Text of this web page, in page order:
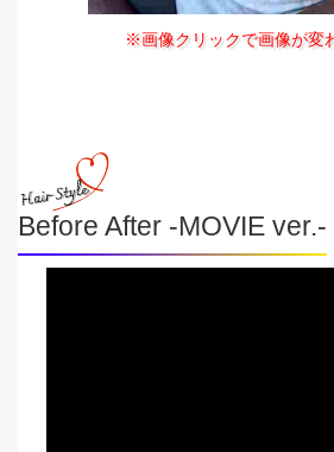
※画像クリックで画像が変
Before After -MOVIE ver.-